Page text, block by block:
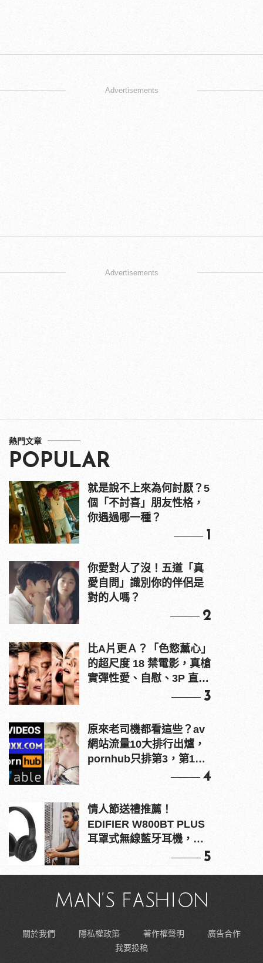
Advertisements
Advertisements
熱門文章
POPULAR
就是說不上來為何討厭？5
個「不討喜」朋友性格，
你遇過哪一種？
1
你愛對人了沒！五道「真
愛自問」識別你的伴侶是
對的人嗎？
2
比A片更Ａ？「色慾薰心」
的超尺度 18 禁電影，真槍
實彈性愛、自慰、3P 直接
3
原來老司機都看這些？av
網站流量10大排行出爐，
pornhub只排第3，第1名
4
情人節送禮推薦！
EDIFIER W800BT PLUS
耳罩式無線藍牙耳機，在
5
關於我們 隱私權政策 著作權聲明
廣告合作
我要投稿